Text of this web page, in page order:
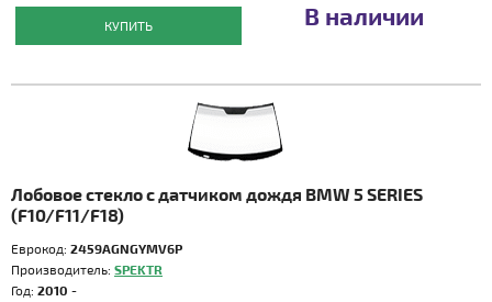
КУПИТЬ В наличии
Лобовое стекло с датчиком дождя BMW 5 SERIES
(F10/F11/F18)
Еврокод: 2459AGNGYMV6P
Производитель: SPEKTR
Год: 2010 -